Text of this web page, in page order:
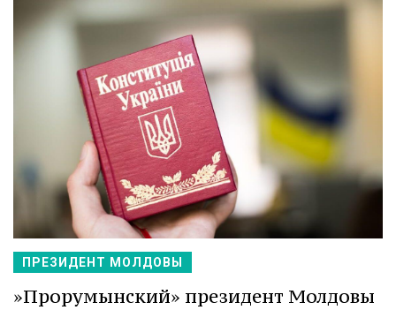
ПРЕЗИДЕНТ МОЛДОВЫ
»Прорумынский» президент Молдовы